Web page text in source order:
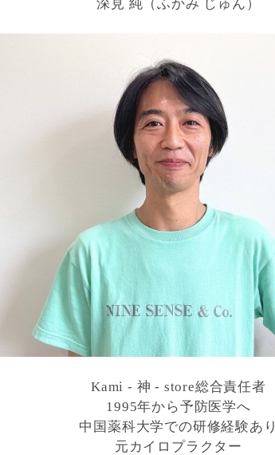
深見 純（ふかみ じゅん）
Kami - 神 - store総合責任者
1995年から予防医学へ
中国薬科大学での研修経験あり
元カイロプラクター